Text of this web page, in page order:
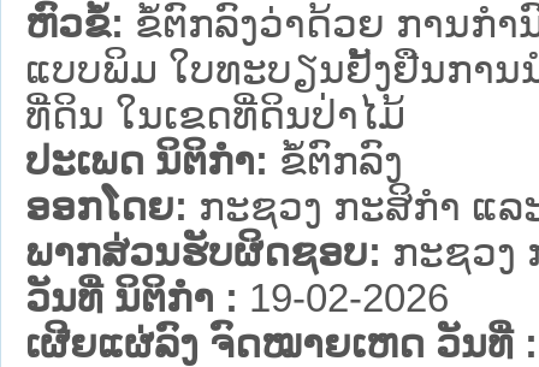
ຫົວຂໍ້: ຂໍ້ຕົກລົງວ່າດ້ວຍ ການກ
ແບບພິມ ໃບທະບຽນຢັ້ງຢືນການ
ທີ່ດິນ ໃນເຂດທີ່ດິນປ່າໄມ້
ປະເພດ ນິຕິກໍາ: ຂໍ້ຕົກລົງ
ອອກໂດຍ: ກະຊວງ ກະສິກຳ ແລ
ພາກສ່ວນຮັບຜິດຊອບ: ກະຊວງ
ວັນທີ່ ນິຕິກໍາ : 19-02-2026
ເຜີຍແຜ່ລົງ ຈົດໝາຍເຫດ ວັນທີ່ :